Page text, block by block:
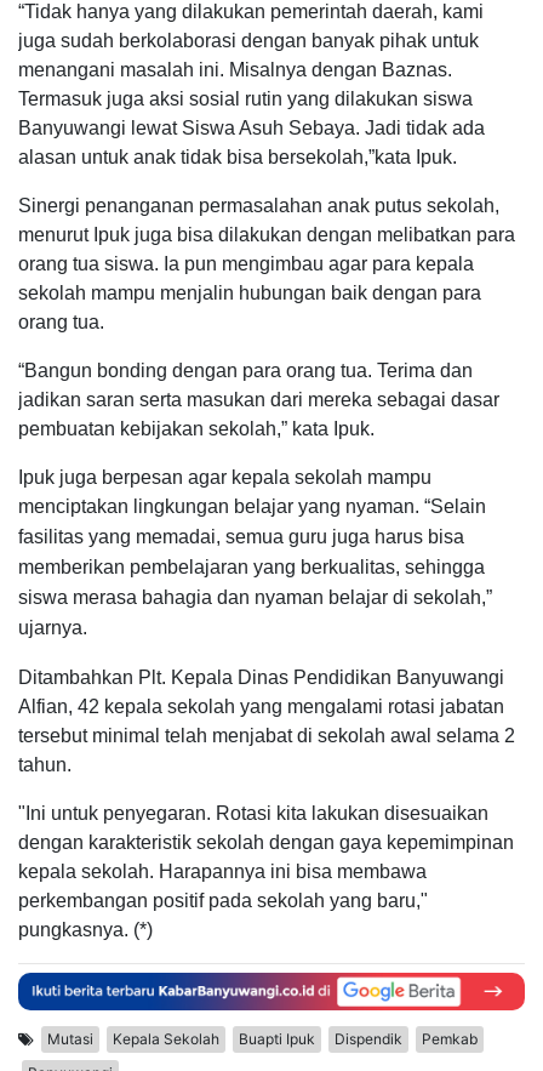
“Tidak hanya yang dilakukan pemerintah daerah, kami
juga sudah berkolaborasi dengan banyak pihak untuk
menangani masalah ini. Misalnya dengan Baznas.
Termasuk juga aksi sosial rutin yang dilakukan siswa
Banyuwangi lewat Siswa Asuh Sebaya. Jadi tidak ada
alasan untuk anak tidak bisa bersekolah,”kata Ipuk.
Sinergi penanganan permasalahan anak putus sekolah,
menurut Ipuk juga bisa dilakukan dengan melibatkan para
orang tua siswa. Ia pun mengimbau agar para kepala
sekolah mampu menjalin hubungan baik dengan para
orang tua.
“Bangun bonding dengan para orang tua. Terima dan
jadikan saran serta masukan dari mereka sebagai dasar
pembuatan kebijakan sekolah,” kata Ipuk.
Ipuk juga berpesan agar kepala sekolah mampu
menciptakan lingkungan belajar yang nyaman. “Selain
fasilitas yang memadai, semua guru juga harus bisa
memberikan pembelajaran yang berkualitas, sehingga
siswa merasa bahagia dan nyaman belajar di sekolah,”
ujarnya.
Ditambahkan Plt. Kepala Dinas Pendidikan Banyuwangi
Alfian, 42 kepala sekolah yang mengalami rotasi jabatan
tersebut minimal telah menjabat di sekolah awal selama 2
tahun.
"Ini untuk penyegaran. Rotasi kita lakukan disesuaikan
dengan karakteristik sekolah dengan gaya kepemimpinan
kepala sekolah. Harapannya ini bisa membawa
perkembangan positif pada sekolah yang baru,"
pungkasnya. (*)
Mutasi Kepala Sekolah Buapti Ipuk Dispendik
Pemkab